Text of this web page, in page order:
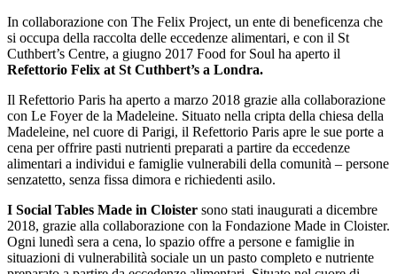
In collaborazione con The Felix Project, un ente di beneficenza che
si occupa della raccolta delle eccedenze alimentari, e con il St
Cuthbert’s Centre, a giugno 2017 Food for Soul ha aperto il
Refettorio Felix at St Cuthbert’s a Londra.
Il Refettorio Paris ha aperto a marzo 2018 grazie alla collaborazione
con Le Foyer de la Madeleine. Situato nella cripta della chiesa della
Madeleine, nel cuore di Parigi, il Refettorio Paris apre le sue porte a
cena per offrire pasti nutrienti preparati a partire da eccedenze
alimentari a individui e famiglie vulnerabili della comunità – persone
senzatetto, senza fissa dimora e richiedenti asilo.
I Social Tables Made in Cloister sono stati inaugurati a dicembre
2018, grazie alla collaborazione con la Fondazione Made in Cloister.
Ogni lunedì sera a cena, lo spazio offre a persone e famiglie in
situazioni di vulnerabilità sociale un un pasto completo e nutriente